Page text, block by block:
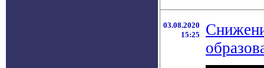
03.08.2020
15:25